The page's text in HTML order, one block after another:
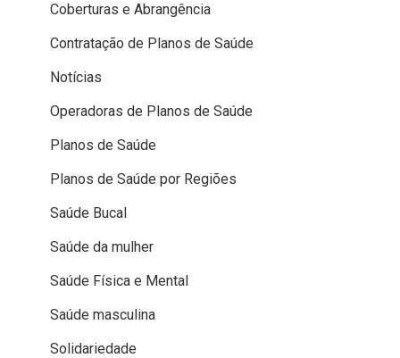
Coberturas e Abrangência
Contratação de Planos de Saúde
Notícias
Operadoras de Planos de Saúde
Planos de Saúde
Planos de Saúde por Regiões
Saúde Bucal
Saúde da mulher
Saúde Física e Mental
Saúde masculina
Solidariedade